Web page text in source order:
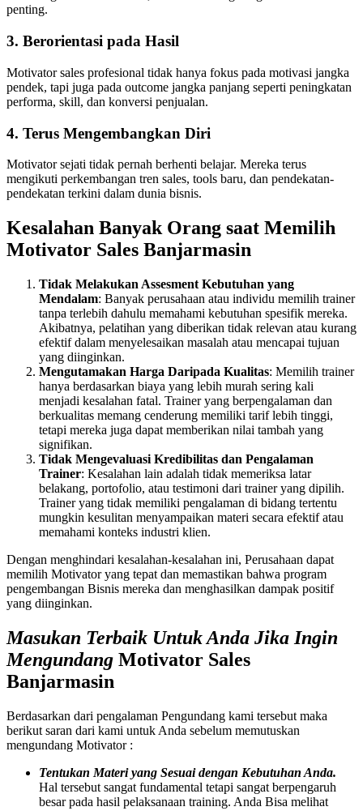
penting.
3. Berorientasi pada Hasil
Motivator sales profesional tidak hanya fokus pada motivasi jangka
pendek, tapi juga pada outcome jangka panjang seperti peningkatan
performa, skill, dan konversi penjualan.
4. Terus Mengembangkan Diri
Motivator sejati tidak pernah berhenti belajar. Mereka terus
mengikuti perkembangan tren sales, tools baru, dan pendekatan-
pendekatan terkini dalam dunia bisnis.
Kesalahan Banyak Orang saat Memilih
Motivator Sales Banjarmasin
Tidak Melakukan Assesment Kebutuhan yang
Mendalam: Banyak perusahaan atau individu memilih trainer
tanpa terlebih dahulu memahami kebutuhan spesifik mereka.
Akibatnya, pelatihan yang diberikan tidak relevan atau kurang
efektif dalam menyelesaikan masalah atau mencapai tujuan
yang diinginkan.
Mengutamakan Harga Daripada Kualitas: Memilih trainer
hanya berdasarkan biaya yang lebih murah sering kali
menjadi kesalahan fatal. Trainer yang berpengalaman dan
berkualitas memang cenderung memiliki tarif lebih tinggi,
tetapi mereka juga dapat memberikan nilai tambah yang
signifikan.
Tidak Mengevaluasi Kredibilitas dan Pengalaman
Trainer: Kesalahan lain adalah tidak memeriksa latar
belakang, portofolio, atau testimoni dari trainer yang dipilih.
Trainer yang tidak memiliki pengalaman di bidang tertentu
mungkin kesulitan menyampaikan materi secara efektif atau
memahami konteks industri klien.
Dengan menghindari kesalahan-kesalahan ini, Perusahaan dapat
memilih Motivator yang tepat dan memastikan bahwa program
pengembangan Bisnis mereka dan menghasilkan dampak positif
yang diinginkan.
Masukan Terbaik Untuk Anda Jika Ingin
Mengundang Motivator Sales
Banjarmasin
Berdasarkan dari pengalaman Pengundang kami tersebut maka
berikut saran dari kami untuk Anda sebelum memutuskan
mengundang Motivator :
Tentukan Materi yang Sesuai dengan Kebutuhan Anda.
Hal tersebut sangat fundamental tetapi sangat berpengaruh
besar pada hasil pelaksanaan training. Anda Bisa melihat